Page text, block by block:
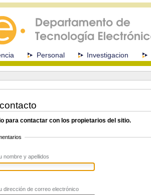
Personal Investigacion
para contactar con los propietarios del sitio.
nombre y apellidos
dirección de correo electrónico